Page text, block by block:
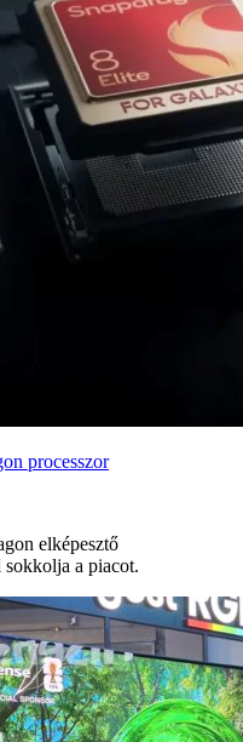
processzor
elképesztő
sokkolja a piacot.